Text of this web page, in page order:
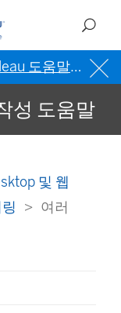
도움말을 참조
성 도움말
및 웹
여러